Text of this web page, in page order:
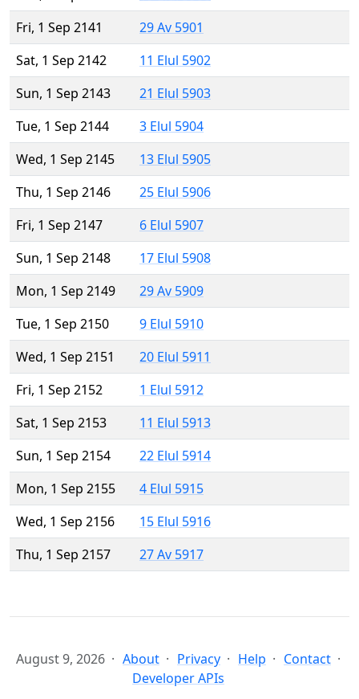
Fri, 1 Sep 2141
29 Av 5901
Sat, 1 Sep 2142
11 Elul 5902
Sun, 1 Sep 2143
21 Elul 5903
Tue, 1 Sep 2144
3 Elul 5904
Wed, 1 Sep 2145
13 Elul 5905
Thu, 1 Sep 2146
25 Elul 5906
Fri, 1 Sep 2147
6 Elul 5907
Sun, 1 Sep 2148
17 Elul 5908
Mon, 1 Sep 2149
29 Av 5909
Tue, 1 Sep 2150
9 Elul 5910
Wed, 1 Sep 2151
20 Elul 5911
Fri, 1 Sep 2152
1 Elul 5912
Sat, 1 Sep 2153
11 Elul 5913
Sun, 1 Sep 2154
22 Elul 5914
Mon, 1 Sep 2155
4 Elul 5915
Wed, 1 Sep 2156
15 Elul 5916
Thu, 1 Sep 2157
27 Av 5917
August 9, 2026 About Privacy Help
Contact
Developer APIs